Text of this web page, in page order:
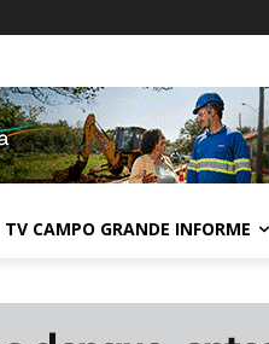
TV CAMPO GRANDE INFORME